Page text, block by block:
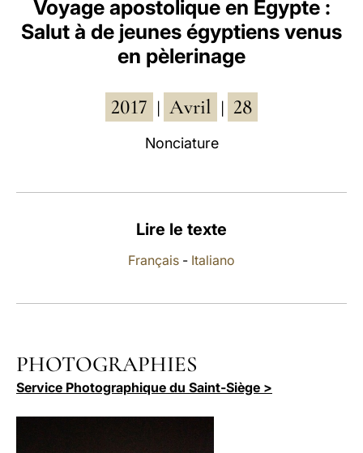
DEUTSCH
العربيّة
中文
Voyage apostolique en Égypte :
Salut à de jeunes égyptiens venus
en pèlerinage
2017 Avril 28
Nonciature
Lire le texte
Français - Italiano
PHOTOGRAPHIES
Service Photographique du Saint-Siège >